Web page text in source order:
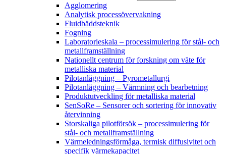
Agglomering
Analytisk processövervakning
Fluidbäddsteknik
Fogning
Laboratorieskala – processimulering för stål- och
metallframställning
Nationellt centrum för forskning om väte för
metalliska material
Pilotanläggning – Pyrometallurgi
Pilotanläggning – Värmning och bearbetning
Produktutveckling för metalliska material
SenSoRe – Sensorer och sortering för innovativ
återvinning
Storskaliga pilotförsök – processimulering för
stål- och metallframställning
Värmeledningsförmåga, termisk diffusivitet och
specifik värmekapacitet